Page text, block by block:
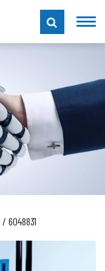
/ 6048831